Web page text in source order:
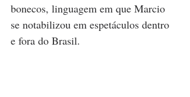
bonecos, linguagem em que Marcio
se notabilizou em espetáculos dentro
e fora do Brasil.